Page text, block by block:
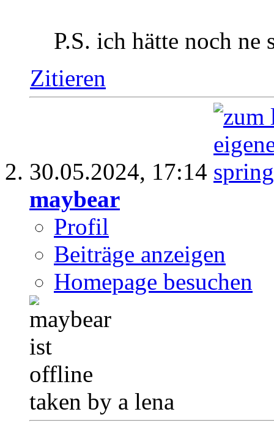
P.S. ich hätte noch ne
Zitieren
30.05.2024, 17:14
maybear
Profil
Beiträge anzeigen
Homepage besuchen
taken by a lena